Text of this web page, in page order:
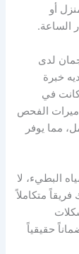
أو
الساعة.
لدى
خبرة
كانت في
الفحص
مما يوفر
البطيء، لا
متكاملاً
حقيقياً